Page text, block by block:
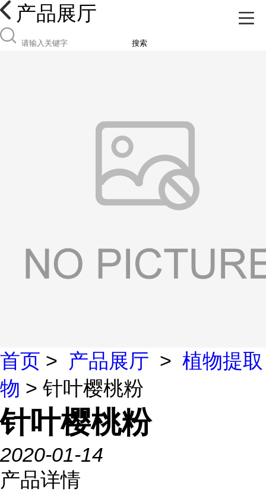
产品展厅
搜索
首页 > 产品展厅 > 植物提取
物 > 针叶樱桃粉
针叶樱桃粉
2020-01-14
产品详情